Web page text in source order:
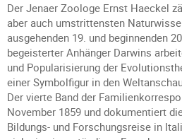
Der Jenaer Zoologe Ernst Haeckel
aber auch umstrittensten
ausgehenden 19. und beginnenden
begeisterter Anhänger Darwins
und Popularisierung der
einer Symbolfigur in den
Der vierte Band der
November 1859 und dokumentiert
Bildungs- und Forschungsreise in